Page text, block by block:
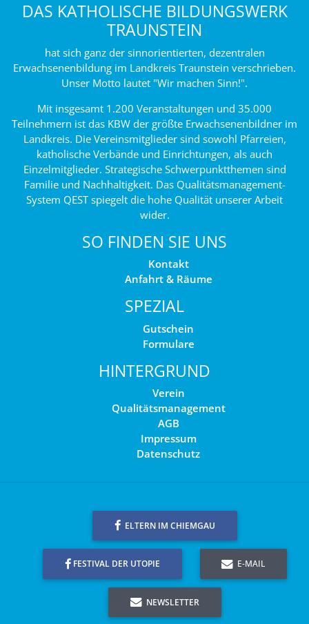
DAS KATHOLISCHE BILDUNGSWERK
TRAUNSTEIN
hat sich ganz der sinnorientierten, dezentralen
Erwachsenenbildung im Landkreis Traunstein verschrieben.
Unser Motto lautet "Wir machen Sinn!".
Mit insgesamt 1.200 Veranstaltungen und 35.000
Teilnehmern ist das KBW der größte Erwachsenenbildner im
Landkreis. Die Vereinsmitglieder sind sowohl Pfarreien,
katholische Verbände und Einrichtungen, als auch
Einzelmitglieder. Strategische Schwerpunktthemen sind
Familie und Nachhaltigkeit. Das Qualitätsmanagement-
System QEST spiegelt die hohe Qualität unserer Arbeit
wider.
SO FINDEN SIE UNS
Kontakt
Anfahrt & Räume
SPEZIAL
Gutschein
Formulare
HINTERGRUND
Verein
Qualitätsmanagement
AGB
Impressum
Datenschutz
ELTERN IM CHIEMGAU
FESTIVAL DER UTOPIE E-MAIL
NEWSLETTER